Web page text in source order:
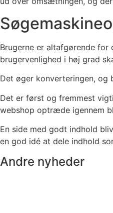
Brugerne er altafgørende
brugervenlighed i høj grad
Det øger konverteringen, og
Det er først og fremmest
webshop optræde igennem
En side med godt indhold
en god idé at dele indhold
Andre nyheder